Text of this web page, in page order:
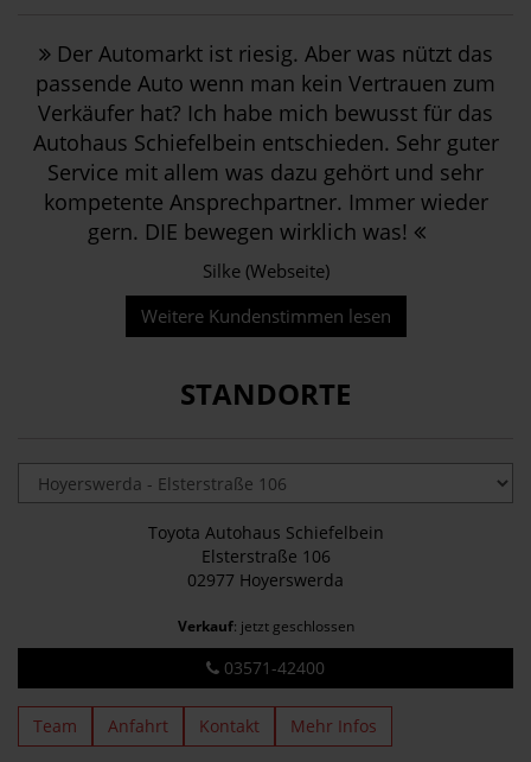
Der Automarkt ist riesig. Aber was nützt das
passende Auto wenn man kein Vertrauen zum
Verkäufer hat? Ich habe mich bewusst für das
Autohaus Schiefelbein entschieden. Sehr guter
Service mit allem was dazu gehört und sehr
kompetente Ansprechpartner. Immer wieder
gern. DIE bewegen wirklich was!
Silke (Webseite)
Weitere Kundenstimmen lesen
STANDORTE
Toyota Autohaus Schiefelbein
Elsterstraße 106
02977 Hoyerswerda
Verkauf: jetzt geschlossen
03571-42400
Team Anfahrt Kontakt Mehr Infos